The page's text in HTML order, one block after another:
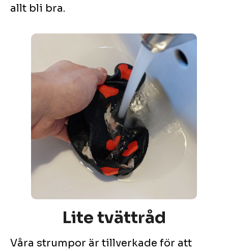
allt bli bra.
Lite tvättråd
Våra strumpor är tillverkade för att